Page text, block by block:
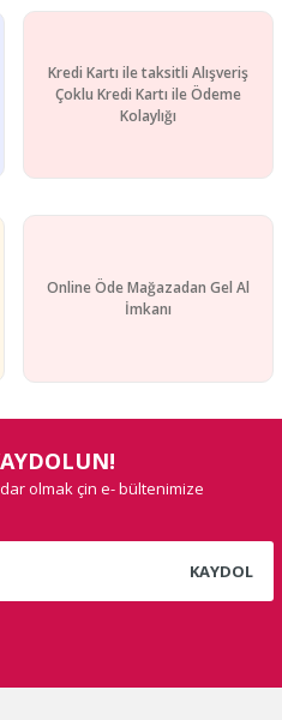
Kredi Kartı ile taksitli Alışveriş
Çoklu Kredi Kartı ile Ödeme
Kolaylığı
Online Öde Mağazadan Gel Al
İmkanı
olmak çin e- bültenimize
KAYDOL